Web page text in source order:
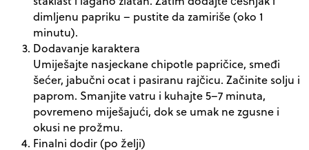
dimljenu papriku – pustite da zamiriše (oko 1
minutu).
Dodavanje karaktera
Umiješajte nasjeckane chipotle papričice, smeđi
šećer, jabučni ocat i pasiranu rajčicu. Začinite solju i
paprom. Smanjite vatru i kuhajte 5–7 minuta,
povremeno miješajući, dok se umak ne zgusne i
okusi ne prožmu.
Finalni dodir (po želji)